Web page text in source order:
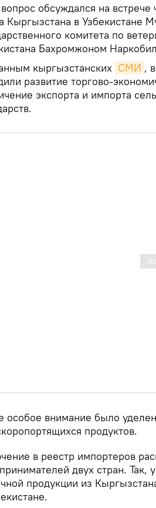
обсуждался на
Кыргызстана в Узбекистане
комитета по
Бахромжоном
кыргызстанских СМИ ,
развитие торгово-
экспорта и импорта
особое внимание было
продуктов.
в реестр импортеров
двух стран. Так,
продукции из